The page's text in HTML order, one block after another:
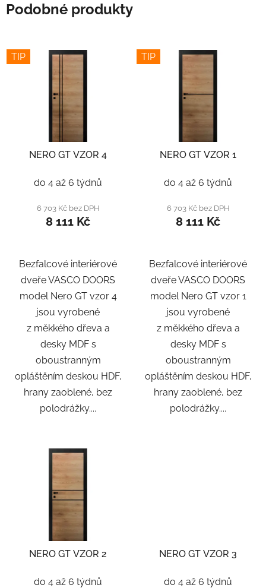
Podobné produkty
TIP
NERO GT VZOR 4
do 4 až 6 týdnů
6 703 Kč bez DPH
8 111 Kč
Bezfalcové interiérové
dveře VASCO DOORS
model Nero GT vzor 4
jsou vyrobené
z měkkého dřeva a
desky MDF s
oboustranným
opláštěním deskou HDF,
hrany zaoblené, bez
polodrážky....
TIP
NERO GT VZOR 1
do 4 až 6 týdnů
6 703 Kč bez DPH
8 111 Kč
Bezfalcové interiérové
dveře VASCO DOORS
model Nero GT vzor 1
jsou vyrobené
z měkkého dřeva a
desky MDF s
oboustranným
opláštěním deskou HDF,
hrany zaoblené, bez
polodrážky....
NERO GT VZOR 2
do 4 až 6 týdnů
NERO GT VZOR 3
do 4 až 6 týdnů